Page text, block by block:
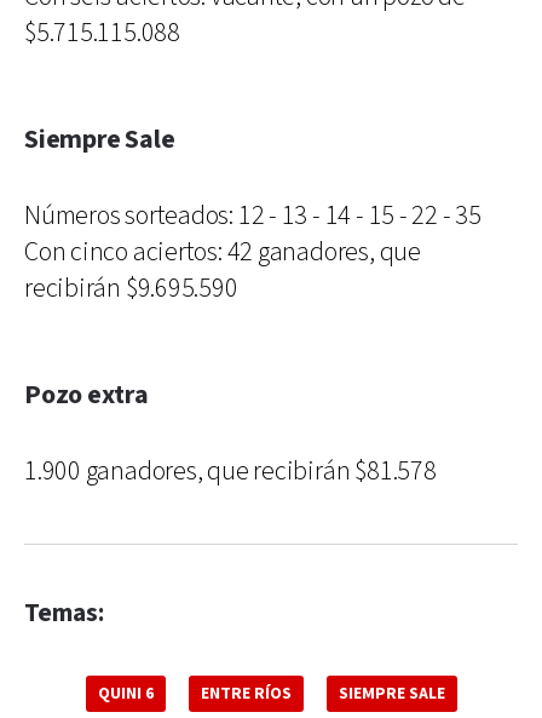
$5.715.115.088
Siempre Sale
Números sorteados: 12 - 13 - 14 - 15 - 22 - 35
Con cinco aciertos: 42 ganadores, que
recibirán $9.695.590
Pozo extra
1.900 ganadores, que recibirán $81.578
Temas:
QUINI 6 ENTRE RÍOS SIEMPRE SALE